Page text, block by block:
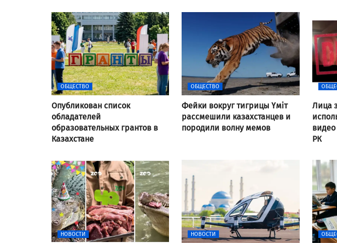
ОБЩЕСТВО
Опубликован список
обладателей
образовательных грантов в
Казахстане
ОБЩЕСТВО
Фейки вокруг тигрицы Үміт
рассмешили казахстанцев и
породили волну мемов
Лица
РК
НОВОСТИ НОВОСТИ